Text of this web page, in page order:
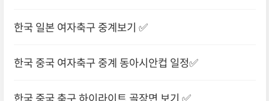
한국 일본 여자축구 중계보기 ✅
한국 중국 여자축구 중계 동아시안컵 일정✅